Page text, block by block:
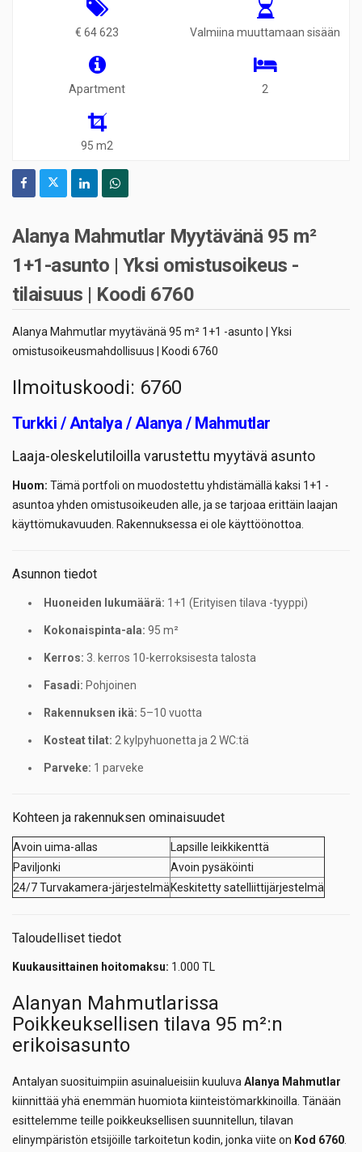
€ 64 623 Valmiina muuttamaan sisään
Apartment 2
95 m2
Alanya Mahmutlar Myytävänä 95 m²
1+1-asunto | Yksi omistusoikeus -
tilaisuus | Koodi 6760
Alanya Mahmutlar myytävänä 95 m² 1+1 -asunto | Yksi
omistusoikeusmahdollisuus | Koodi 6760
Ilmoituskoodi: 6760
Turkki / Antalya / Alanya / Mahmutlar
Laaja-oleskelutiloilla varustettu myytävä asunto
Huom: Tämä portfoli on muodostettu yhdistämällä kaksi 1+1 -
asuntoa yhden omistusoikeuden alle, ja se tarjoaa erittäin laajan
käyttömukavuuden. Rakennuksessa ei ole käyttöönottoa.
Asunnon tiedot
Huoneiden lukumäärä: 1+1 (Erityisen tilava -tyyppi)
Kokonaispinta-ala: 95 m²
Kerros: 3. kerros 10-kerroksisesta talosta
Fasadi: Pohjoinen
Rakennuksen ikä: 5–10 vuotta
Kosteat tilat: 2 kylpyhuonetta ja 2 WC:tä
Parveke: 1 parveke
Kohteen ja rakennuksen ominaisuudet
Avoin uima-allas
Lapsille leikkikenttä
Paviljonki
Avoin pysäköinti
24/7 Turvakamera-järjestelmä Keskitetty satelliittijärjestelmä
Taloudelliset tiedot
Kuukausittainen hoitomaksu: 1.000 TL
Alanyan Mahmutlarissa
Poikkeuksellisen tilava 95 m²:n
erikoisasunto
Antalyan suosituimpiin asuinalueisiin kuuluva Alanya Mahmutlar
kiinnittää yhä enemmän huomiota kiinteistömarkkinoilla. Tänään
esittelemme teille poikkeuksellisen suunnitellun, tilavan
elinympäristön etsijöille tarkoitetun kodin, jonka viite on Kod 6760